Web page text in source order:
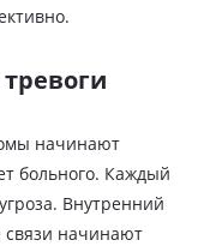
начинают
больного. Каждый
Внутренний
связи начинают